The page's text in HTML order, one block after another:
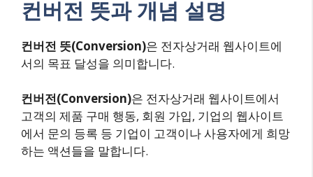
컨버전 뜻과 개념 설명
컨버전 뜻(Conversion)은 전자상거래 웹사이트에
서의 목표 달성을 의미합니다.
컨버전(Conversion)은 전자상거래 웹사이트에서
고객의 제품 구매 행동, 회원 가입, 기업의 웹사이트
에서 문의 등록 등 기업이 고객이나 사용자에게 희망
하는 액션들을 말합니다.